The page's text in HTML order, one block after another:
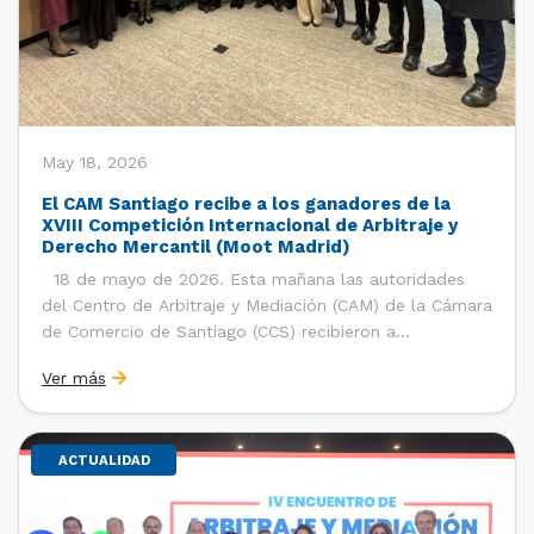
May 18, 2026
El CAM Santiago recibe a los ganadores de la
XVIII Competición Internacional de Arbitraje y
Derecho Mercantil (Moot Madrid)
18 de mayo de 2026. Esta mañana las autoridades
del Centro de Arbitraje y Mediación (CAM) de la Cámara
de Comercio de Santiago (CCS) recibieron a
Facultad de Derecho de la Universidad de Chile que se
consagró como ganador de la […]
Ver más
ACTUALIDAD